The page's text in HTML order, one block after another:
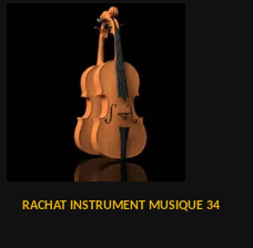
RACHAT INSTRUMENT MUSIQUE 34